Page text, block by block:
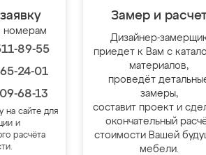
номерам
89-55
24-01
68-13
на сайте для
и
расчёта
Замер и
Дизайнер-
приедет к Вам с
материалов,
проведёт
замеры,
составит проект и
окончательный
стоимости Вашей
мебели.